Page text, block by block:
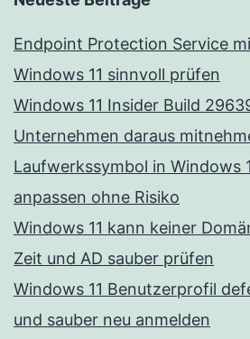
Endpoint Protection Service
Windows 11 sinnvoll prüfen
Windows 11 Insider Build
Unternehmen daraus
Laufwerkssymbol in Windows
anpassen ohne Risiko
Windows 11 kann keiner
Zeit und AD sauber prüfen
Windows 11 Benutzerprofil
und sauber neu anmelden